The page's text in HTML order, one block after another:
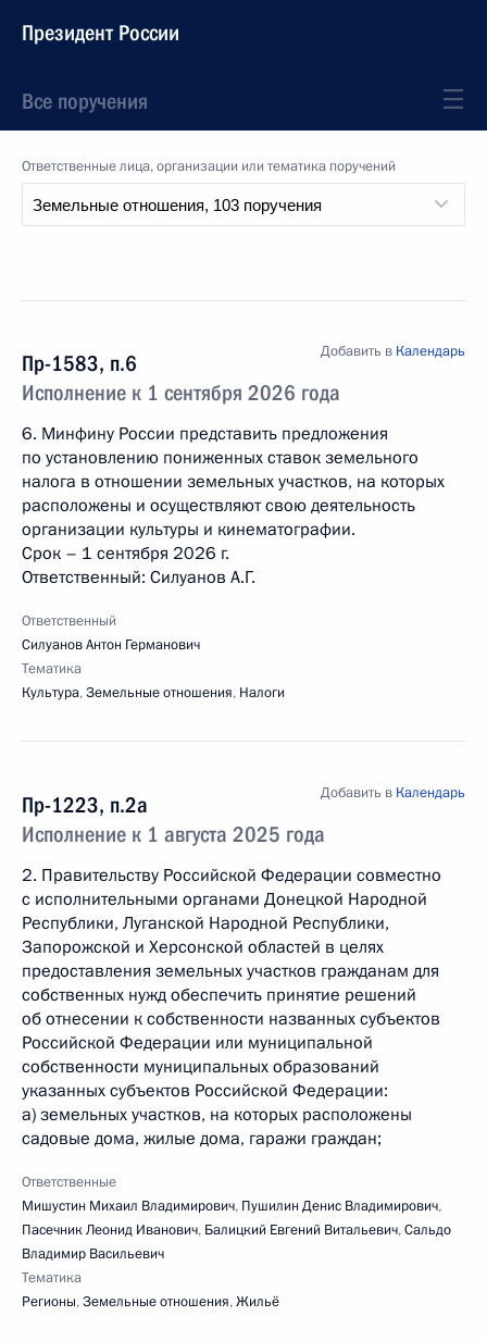
Президент России
Все поручения
Ответственные лица, организации или тематика поручений
Пр-1583, п.6
Исполнение к 1 сентября 2026 года
Добавить в Календарь
6. Минфину России представить предложения
по установлению пониженных ставок земельного
налога в отношении земельных участков, на которых
расположены и осуществляют свою деятельность
организации культуры и кинематографии.
Срок – 1 сентября 2026 г.
Ответственный: Силуанов А.Г.
Ответственный
Силуанов Антон Германович
Тематика
Культура,Земельные отношения, Налоги
Пр-1223, п.2а
Исполнение к 1 августа 2025 года
Добавить в Календарь
2. Правительству Российской Федерации совместно
с исполнительными органами Донецкой Народной
Республики, Луганской Народной Республики,
Запорожской и Херсонской областей в целях
предоставления земельных участков гражданам для
собственных нужд обеспечить принятие решений
об отнесении к собственности названных субъектов
Российской Федерации или муниципальной
собственности муниципальных образований
указанных субъектов Российской Федерации:
а) земельных участков, на которых расположены
садовые дома, жилые дома, гаражи граждан;
Ответственные
Мишустин Михаил Владимирович, Пушилин Денис Владимирович,
Пасечник Леонид Иванович, Балицкий Евгений Витальевич,Сальдо
Владимир Васильевич
Тематика
Регионы,Земельные отношения,Жильё